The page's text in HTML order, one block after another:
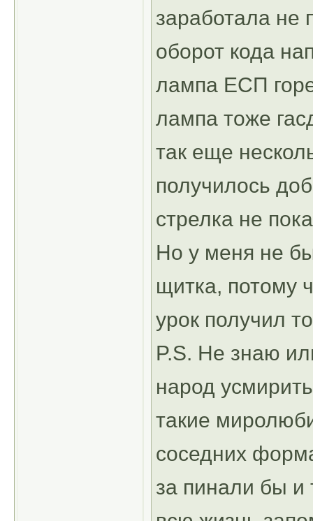
заработала не
оборот кода
лампа ЕСП
лампа тоже
так еще
получилось
стрелка не
Но у меня не
щитка, потому
урок получил
P.S. Не знаю
народ
такие
соседних
за пинали бы и